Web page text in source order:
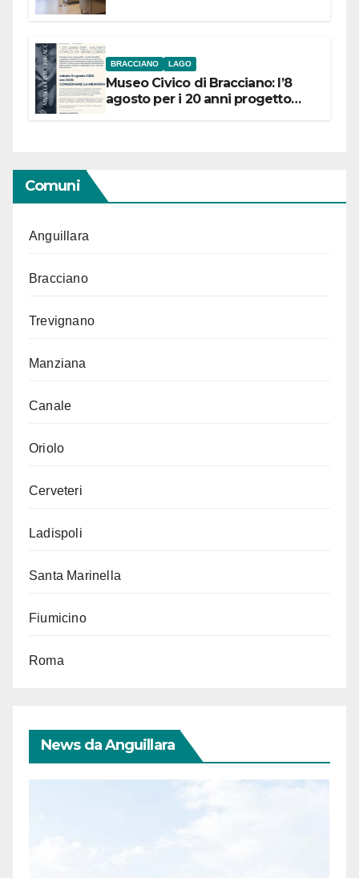
BRACCIANO LAGO
Museo Civico di Bracciano: l’8
agosto per i 20 anni progetto
Comuni
Anguillara
Bracciano
Trevignano
Manziana
Canale
Oriolo
Cerveteri
Ladispoli
Santa Marinella
Fiumicino
Roma
News da Anguillara